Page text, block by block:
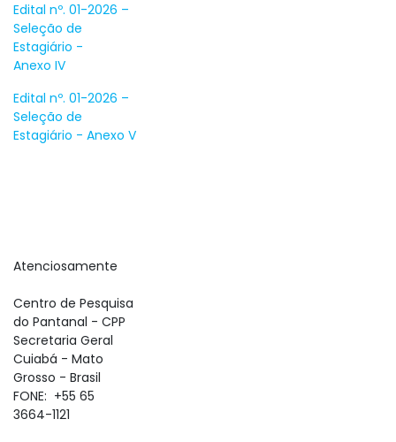
Edital nº. 01-2026 –
Seleção de
Estagiário -
Anexo IV
Edital nº. 01-2026 –
Seleção de
Estagiário - Anexo V
Atenciosamente
Centro de Pesquisa
do Pantanal - CPP
Secretaria Geral
Cuiabá - Mato
Grosso - Brasil
FONE: +55 65
3664-1121